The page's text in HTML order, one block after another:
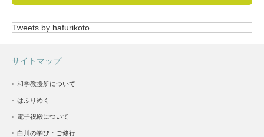
Tweets by hafurikoto
サイトマップ
和学教授所について
はふりめく
電子祝殿について
白川の学び・ご修行